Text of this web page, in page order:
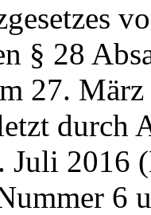
§ 28
27.
durch
Juli
6